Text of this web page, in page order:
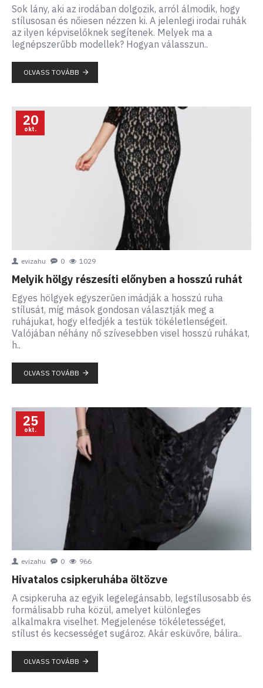
Sok lány, aki az irodában dolgozik, arról álmodik, hogy
stílusosan és nőiesen nézzen ki. A jelenlegi irodai ruhák
az ilyen képviselőknek segítenek. Melyek ma a
legnépszerűbb modellek? Hogyan válasszun..
OLVASS TOVÁBB
20
okt.
evizahu 0 1029
Melyik hölgy részesíti előnyben a hosszú ruhát
Egyes hölgyek egyszerűen imádják a hosszú ruha
stílusát, míg mások gondosan választják meg a
ruhájukat, hogy elfedjék a testük tökéletlenségeit.
Valójában néhány nő szívesebben visel hosszú ruhákat,
h..
OLVASS TOVÁBB
25
okt.
evizahu 0 966
Hivatalos csipkeruhába öltözve
A csipkeruha az egyik legelegánsabb, legstílusosabb és
formálisabb ruha közül, amelyet különleges
alkalmakra viselhet. Megjelenése tökéletességet,
stílust és kecsességet sugároz. Akár esküvőre, bálira..
OLVASS TOVÁBB